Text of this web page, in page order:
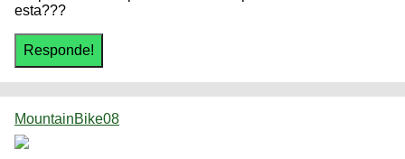
esta???
MountainBike08